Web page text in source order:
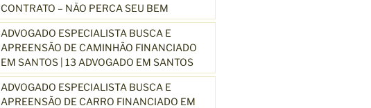
CONTRATO – NÃO PERCA SEU BEM
ADVOGADO ESPECIALISTA BUSCA E
APREENSÃO DE CAMINHÃO FINANCIADO
EM SANTOS | 13 ADVOGADO EM SANTOS
ADVOGADO ESPECIALISTA BUSCA E
APREENSÃO DE CARRO FINANCIADO EM